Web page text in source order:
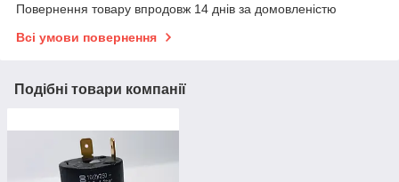
Повернення товару впродовж 14 днів за домовленістю
Всі умови повернення
Подібні товари компанії